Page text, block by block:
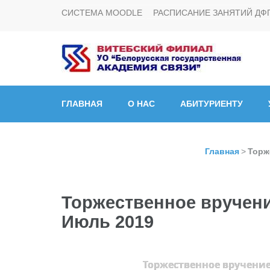
СИСТЕМА MOODLE РАСПИСАНИЕ ЗАНЯТИЙ
Витебский филиал
ГЛАВНАЯ О НАС АБИТУРИЕНТУ
Главная>
Торжественное
Июль 2019
Торжественное